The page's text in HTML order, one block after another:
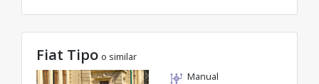
Fiat Tipo o similar
Manual